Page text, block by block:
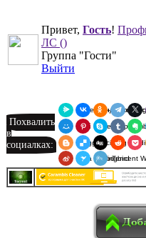
Привет, Гость!
ЛС ()
Группа "Гости"
Выйти
Похвалить
в
социалках:
Я.Мессенджер
Мой МирPinterest
BloggerDelicious
Digg
Sina Weibo